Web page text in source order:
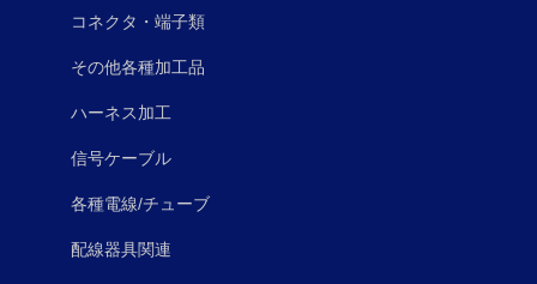
コネクタ・端子類
その他各種加工品
ハーネス加工
信号ケーブル
各種電線/チューブ
配線器具関連